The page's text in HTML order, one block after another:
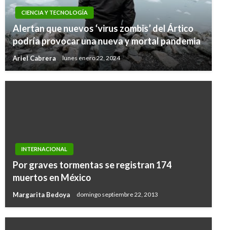
CIENCIA Y TECNOLOGÍA
Alertan que nuevos ‘virus zombis’ del Ártico
podría provocar una nueva y mortal pandemia
Ariel Cabrera lunes enero 22, 2024
INTERNACIONAL
Por graves tormentas se registran 174
muertos en México
Margarita Bedoya domingo septiembre 22, 2013